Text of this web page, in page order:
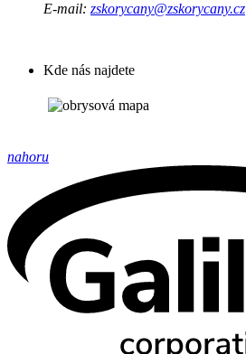
E-mail: zskorycany@zskorycany.cz
Kde nás najdete
nahoru